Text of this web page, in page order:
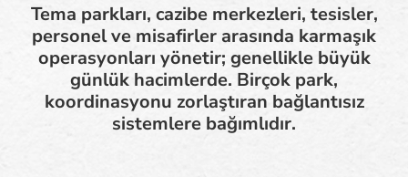
Tema parkları, cazibe merkezleri, tesisler,
personel ve misafirler arasında karmaşık
operasyonları yönetir; genellikle büyük
günlük hacimlerde. Birçok park,
koordinasyonu zorlaştıran bağlantısız
sistemlere bağımlıdır.